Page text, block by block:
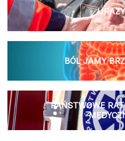
URAZY
BÓL JAMY
PAŃSTWOWE